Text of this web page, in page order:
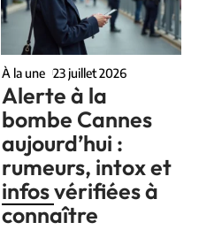
À la une 23 juillet 2026
Alerte à la
bombe Cannes
aujourd’hui :
rumeurs, intox et
infos vérifiées à
connaître